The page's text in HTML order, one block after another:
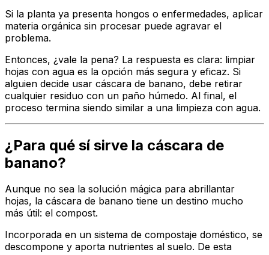
Si la planta ya presenta hongos o enfermedades, aplicar
materia orgánica sin procesar puede agravar el
problema.
Entonces, ¿vale la pena? La respuesta es clara: limpiar
hojas con agua es la opción más segura y eficaz. Si
alguien decide usar cáscara de banano, debe retirar
cualquier residuo con un paño húmedo. Al final, el
proceso termina siendo similar a una limpieza con agua.
¿Para qué sí sirve la cáscara de
banano?
Aunque no sea la solución mágica para abrillantar
hojas, la cáscara de banano tiene un destino mucho
más útil: el compost.
Incorporada en un sistema de compostaje doméstico, se
descompone y aporta nutrientes al suelo. De esta